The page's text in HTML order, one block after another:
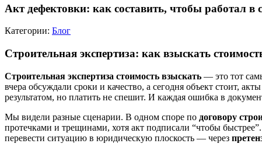
Акт дефектовки: как составить, чтобы работал в
Категории: Блог
Строительная экспертиза: как взыскать
Строительная экспертиза стоимость взыскать — это тот
вчера обсуждали сроки и качество, а сегодня объект стоит,
результатом, но платить не спешит. И каждая ошибка в
Мы видели разные сценарии. В одном споре по договору
протечками и трещинами, хотя акт подписали “чтобы
перевести ситуацию в юридическую плоскость — через